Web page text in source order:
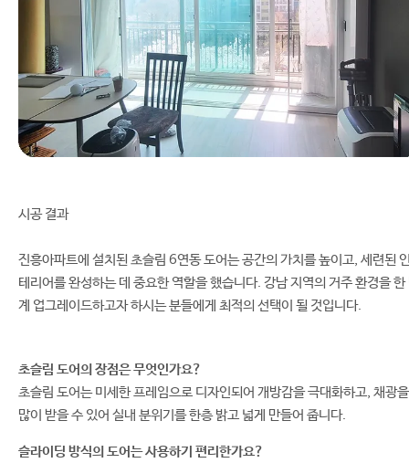
시공 결과
진흥아파트에 설치된 초슬림 6연동 도어는 공간의 가치를 높이고, 세련된
테리어를 완성하는 데 중요한 역할을 했습니다. 강남 지역의 거주 환경을 한
계 업그레이드하고자 하시는 분들에게 최적의 선택이 될 것입니다.
초슬림 도어의 장점은 무엇인가요?
초슬림 도어는 미세한 프레임으로 디자인되어 개방감을 극대화하고, 채광을
많이 받을 수 있어 실내 분위기를 한층 밝고 넓게 만들어 줍니다.
슬라이딩 방식의 도어는 사용하기 편리한가요?